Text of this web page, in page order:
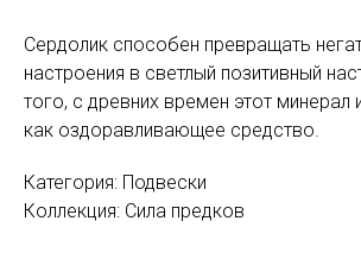
Сердолик способен превращать
настроения в светлый позитивный
того, с древних времен этот минерал
как оздоравливающее средство.
Категория: Подвески
Коллекция: Сила предков